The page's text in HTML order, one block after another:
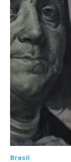
Brasil